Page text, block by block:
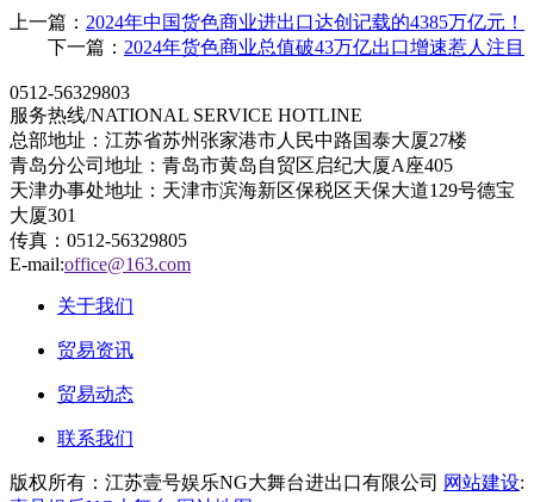
上一篇： 2024年中国货色商业进出口达创记载的4385万亿元！
下一篇： 2024年货色商业总值破43万亿出口增速惹人注目
0512-56329803
服务热线/NATIONAL SERVICE HOTLINE
总部地址：江苏省苏州张家港市人民中路国泰大厦27楼
青岛分公司地址：青岛市黄岛自贸区启纪大厦A座405
天津办事处地址：天津市滨海新区保税区天保大道129号德宝
大厦301
传真：0512-56329805
E-mail:office@163.com
关于我们
贸易资讯
贸易动态
联系我们
版权所有：江苏壹号娱乐NG大舞台进出口有限公司 网站建设: